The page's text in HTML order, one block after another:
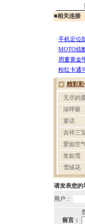
■相关连接
请发表您的
用户：
留言：